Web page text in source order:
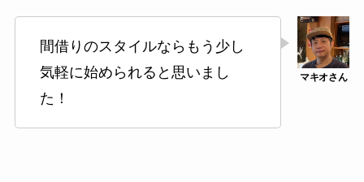
間借りのスタイルならもう少し
気軽に始められると思いまし
た！